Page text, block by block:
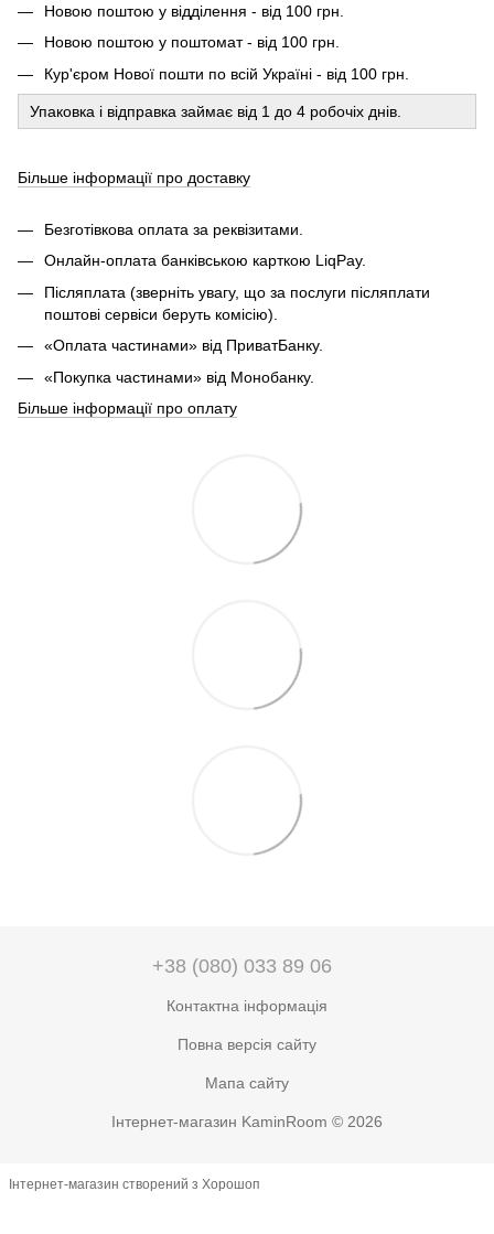
Новою поштою у відділення - від 100 грн.
Новою поштою у поштомат - від 100 грн.
Кур'єром Нової пошти по всій Україні - від 100 грн.
Упаковка і відправка займає від 1 до 4 робочіх днів.
Більше інформації про доставку
Безготівкова оплата за реквізитами.
Онлайн-оплата банківською карткою LiqPay.
Післяплата (зверніть увагу, що за послуги післяплати
поштові сервіси беруть комісію).
«Оплата частинами» від ПриватБанку.
«Покупка частинами» від Монобанку.
Більше інформації про оплату
+38 (080) 033 89 06
Контактна інформація
Повна версія сайту
Мапа сайту
Інтернет-магазин KaminRoom © 2026
Інтернет-магазин створений з Хорошоп